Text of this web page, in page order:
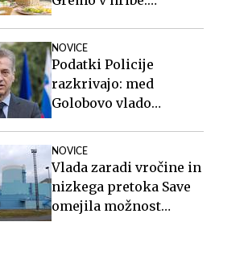
Ločka mati.
NOVICE
Podatki Policije
razkrivajo: med
Golobovo vlado
NOVICE
Vlada zaradi vročine in
nizkega pretoka Save
omejila možnost